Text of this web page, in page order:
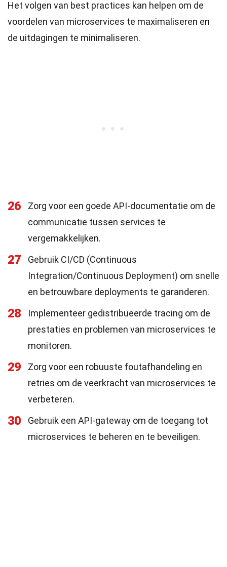
Het volgen van best practices kan helpen om de
voordelen van microservices te maximaliseren en
de uitdagingen te minimaliseren.
26
Zorg voor een goede API-documentatie om de
communicatie tussen services te
vergemakkelijken.
27
Gebruik CI/CD (Continuous
Integration/Continuous Deployment) om snelle
en betrouwbare deployments te garanderen.
28
Implementeer gedistribueerde tracing om de
prestaties en problemen van microservices te
monitoren.
29
Zorg voor een robuuste foutafhandeling en
retries om de veerkracht van microservices te
verbeteren.
30
Gebruik een API-gateway om de toegang tot
microservices te beheren en te beveiligen.